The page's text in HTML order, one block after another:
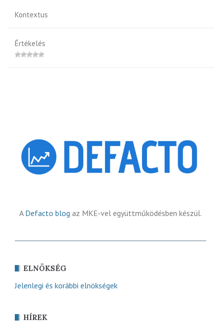
Kontextus
Értékelés
A Defacto blog az MKE-vel együttműködésben készül.
ELNÖKSÉG
Jelenlegi és korábbi elnökségek
HÍREK